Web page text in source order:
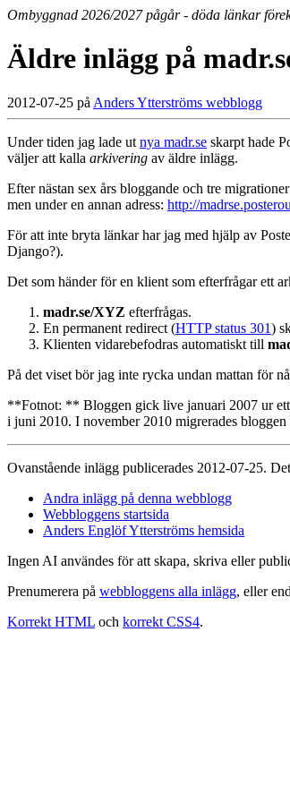
Ombyggnad 2026/2027 pågår - döda länkar
Äldre inlägg på
2012-07-25 på Anders Ytterströms webblogg
Under tiden jag lade ut nya madr.se skarpt hade
väljer att kalla arkivering av äldre inlägg.
Efter nästan sex års bloggande och tre
men under en annan adress: http://
För att inte bryta länkar har jag med hjälp av
Django?).
Det som händer för en klient som efterfrågar ett
madr.se/XYZ efterfrågas.
En permanent redirect (HTTP status 301)
Klienten vidarebefodras automatiskt till
På det viset bör jag inte rycka undan mattan för
**Fotnot: ** Bloggen gick live januari 2007 ur ett
i juni 2010. I november 2010 migrerades
Ovanstående inlägg publicerades 2012-07-25.
Andra inlägg på denna webblogg
Webbloggens startsida
Anders Englöf Ytterströms hemsida
Ingen AI användes för att skapa, skriva eller
Prenumerera på webbloggens alla inlägg, eller
Korrekt HTML och korrekt CSS4.